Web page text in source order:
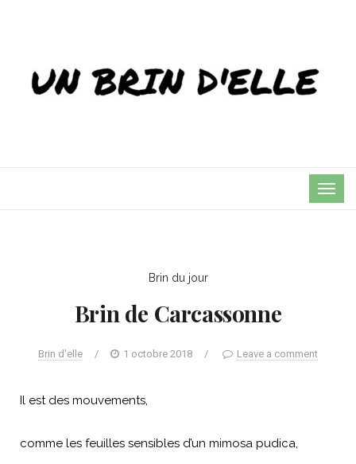
Brin du jour
Brin de Carcassonne
Brin d'elle / 1 octobre 2018 / Leave a comment
Il est des mouvements,
comme les feuilles sensibles d’un mimosa pudica,